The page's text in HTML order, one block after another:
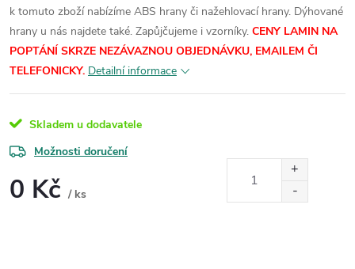
k tomuto zboží nabízíme ABS hrany či nažehlovací hrany. Dýhované
hrany u nás najdete také. Zapůjčujeme i vzorníky. CENY LAMIN NA
POPTÁNÍ SKRZE NEZÁVAZNOU OBJEDNÁVKU, EMAILEM ČI
TELEFONICKY. Detailní informace
Skladem u dodavatele
Možnosti doručení
0 Kč / ks